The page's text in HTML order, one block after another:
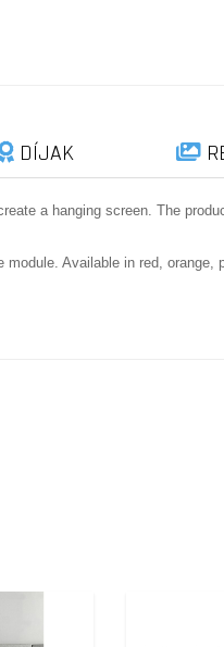
DÍJAK
a hanging screen. The
Available in red, orange,